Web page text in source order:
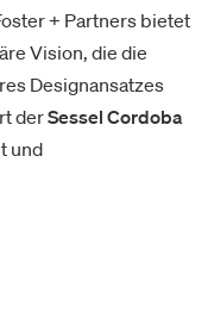
+ Partners bietet
Vision, die die
Designansatzes
derSessel Cordoba
und